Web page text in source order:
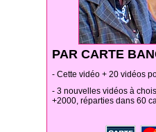
PAR CARTE
- Cette vidéo + 20 vidéos
- 3 nouvelles vidéos à
+2000, réparties dans 60